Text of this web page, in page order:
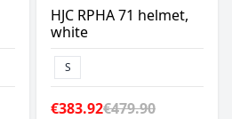
HJC RPHA 71 helmet,
white
S
€383.92€479.90